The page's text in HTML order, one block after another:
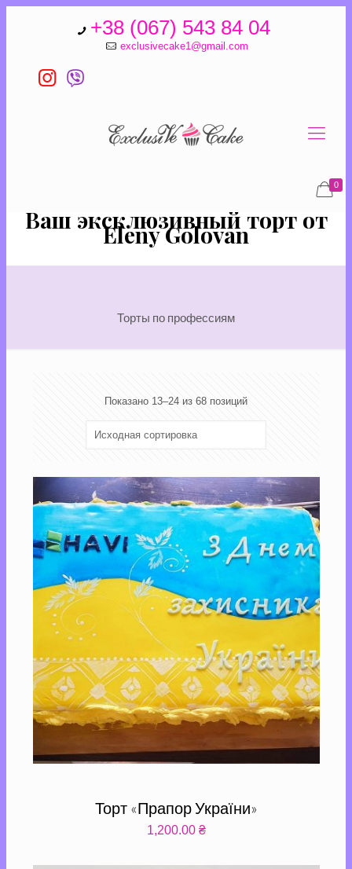
+38 (067) 543 84 04
exclusivecake1@gmail.com
0
Ваш эксклюзивный торт от
Eleny Golovan
Торты по профессиям
Показано 13–24 из 68 позиций
Торт «Прапор України»
1,200.00 ₴